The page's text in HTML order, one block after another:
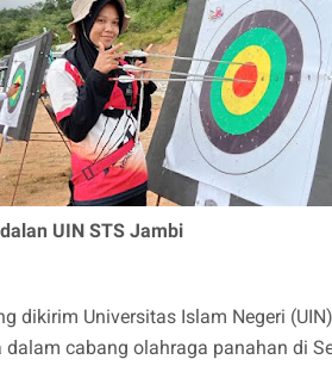
UIN STS Jambi
dikirim Universitas Islam Negeri
cabang olahraga panahan di